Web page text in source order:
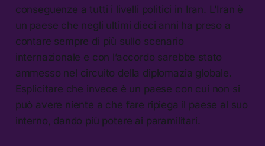
conseguenze a tutti i livelli politici in Iran. L’Iran è
un paese che negli ultimi dieci anni ha preso a
contare sempre di più sullo scenario
internazionale e con l’accordo sarebbe stato
ammesso nel circuito della diplomazia globale.
Esplicitare che invece è un paese con cui non si
può avere niente a che fare ripiega il paese al suo
interno, dando più potere ai paramilitari.